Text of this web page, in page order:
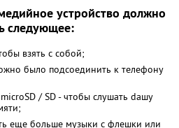
устройство должно
следующее:
взять с собой;
было подсоединить к телефону
/ SD - чтобы слушать dашу
еще больше музыки с флешки или